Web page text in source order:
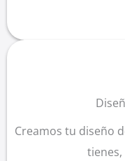
Creamos tu diseño